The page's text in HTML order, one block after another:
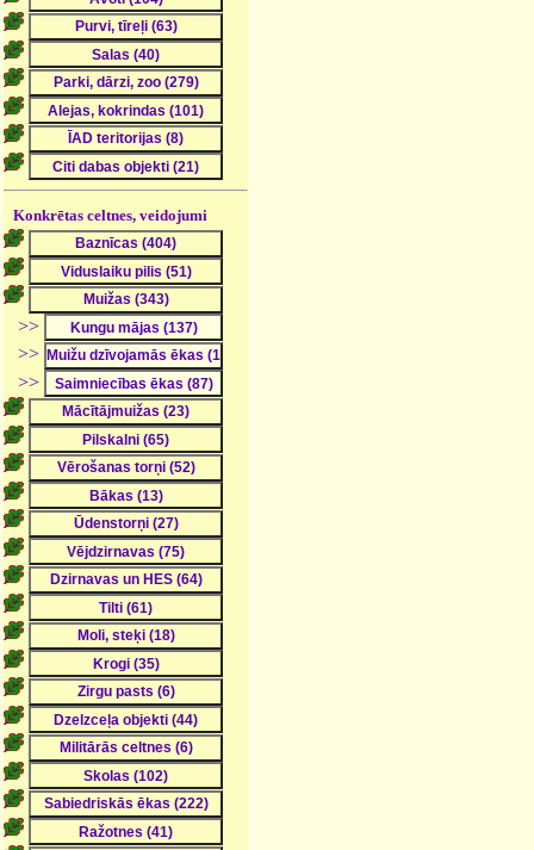
Konkrētas celtnes, veidojumi
>>
>>
>>